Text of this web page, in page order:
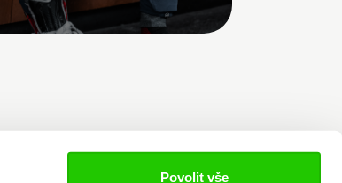
Povolit vše